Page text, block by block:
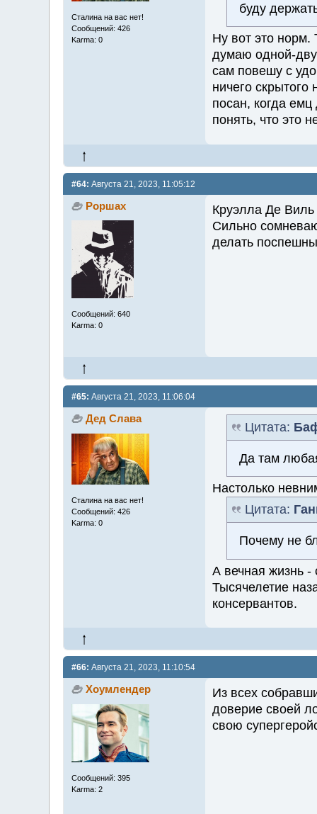
Сталина на вас нет!
Сообщений: 426
Karma: 0
буду
Ну вот это норм.
думаю одной-
сам повешу с
ничего скрытого
посан, когда
понять, что это
#64: Августа 21, 2023, 11:05:12
Роршах
Сообщений: 640
Karma: 0
Круэлла Де
Сильно
делать
#65: Августа 21, 2023, 11:06:04
Дед Слава
Сталина на вас нет!
Сообщений: 426
Karma: 0
Цитата:
Да там
Настолько
Цитата:
Почему не
А вечная жизнь -
Тысячелетие
консервантов.
#66: Августа 21, 2023, 11:10:54
Хоумлендер
Сообщений: 395
Karma: 2
Из всех
доверие своей
свою